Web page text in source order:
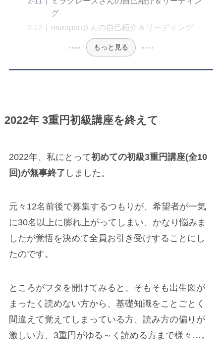
グ
muraponさんの自己紹介＆リーディング
もっと見る
2022年 3重円初級講座を終えて
2022年、私にとって初めての初級3重円講座(全10
回)が無事終了 しました。
元々12名前後で募集するつもりが、希望者が一気
に30名以上に膨れ上がってしまい、かなり悩みま
したが覚悟を決めて全員お引き受けすることにし
たのです。
ところがフタを開けてみると、そもそも出生図が
まったく読めない方から、基礎知識をことごとく
間違えて覚えてしまっている方、読み方の偏りが
激しい方、3重円がゆる～く読める方まで様々…。